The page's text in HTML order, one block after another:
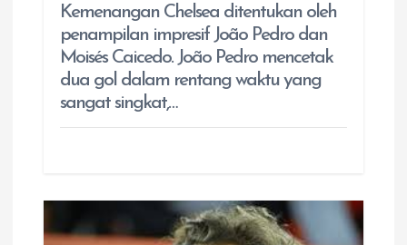
Kemenangan Chelsea ditentukan oleh
penampilan impresif João Pedro dan
Moisés Caicedo. João Pedro mencetak
dua gol dalam rentang waktu yang
sangat singkat,…